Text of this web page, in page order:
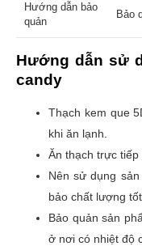
Hướng dẫn bảo
quản
Bảo
Hướng dẫn sử
candy
Thạch kem que
khi ăn lạnh.
Ăn thạch trực
Nên sử dụng
bảo chất lượng tốt
Bảo quản sản
ở nơi có nhiệt độ